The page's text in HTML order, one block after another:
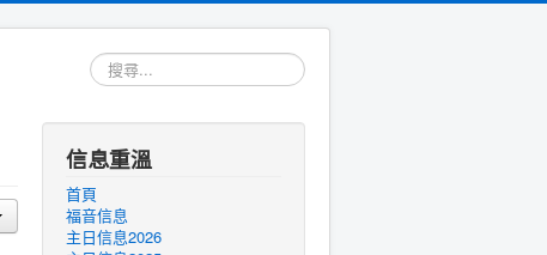
搜
尋...
信息重溫
首頁
福音信息
主日信息2026